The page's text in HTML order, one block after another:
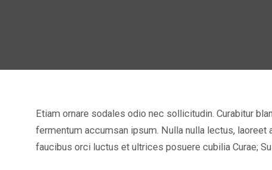
Etiam ornare sodales odio nec sollicitudin. Curabitur
fermentum accumsan ipsum. Nulla nulla lectus,
faucibus orci luctus et ultrices posuere cubilia Curae;